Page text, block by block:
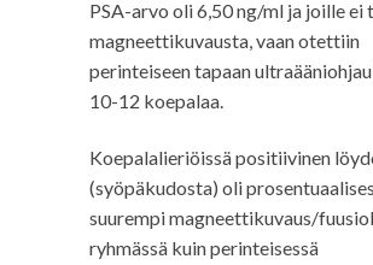
PSA-arvo oli 6,50 ng/ml ja joille ei
magneettikuvausta, vaan otettiin
perinteiseen tapaan
10-12 koepalaa.
Koepalalieriöissä positiivinen
(syöpäkudosta) oli
suurempi magneettikuvaus/
ryhmässä kuin perinteisessä